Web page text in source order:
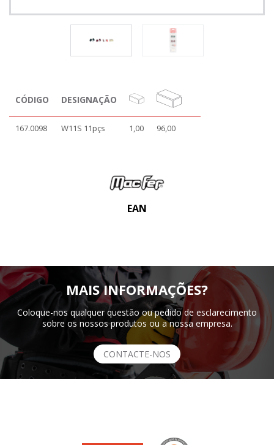
CÓDIGO DESIGNAÇÃO
167.0098 W11S 11pçs 1,00 96,00
EAN
MAIS INFORMAÇÕES?
Coloque-nos qualquer questão ou pedido de esclarecimento
sobre os nossos produtos ou a nossa empresa.
CONTACTE-NOS